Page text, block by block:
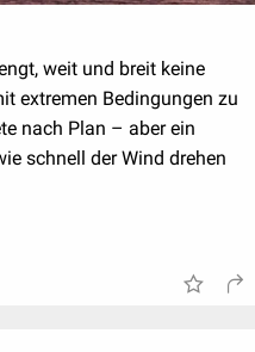
weit und breit keine
extremen Bedingungen zu
nach Plan – aber ein
schnell der Wind drehen